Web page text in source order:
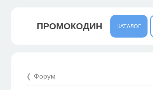
ПРОМОКОДИН КАТАЛОГ
❬ Форум